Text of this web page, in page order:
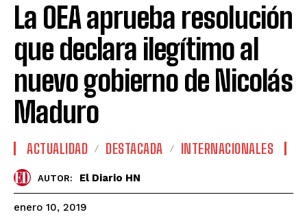
La OEA aprueba resolución
que declara ilegítimo al
nuevo gobierno de Nicolás
Maduro
ACTUALIDAD DESTACADA INTERNACIONALES
AUTOR: El Diario HN
enero 10, 2019